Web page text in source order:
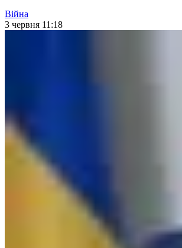
Війна
3 червня 11:18